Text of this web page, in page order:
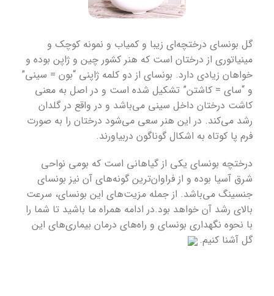
گل بونسای درختچه‌ای زیبا و کمیاب و نمونه کوچک و
مینیاتوری از درختان است که هنر کشور چین و ژاپن بوده و
خواهان زیادی دارد. بونسای از دو کلمه ژاپنی “بون = سینی”
و “سای = کاشتن” تشکیل شده است و در اصل به معنی
کاشت درختان داخل سینی می‌باشد و در واقع در گلدان
رشد می‌کند. در این هنر سعی می‌شود درختان را به صورت
فرم پا کوتاه به اشکال گوناگون دربیاورند.
درختچه بونسای یکی از گیاهانی است که بومی نواحی
شرق آسیا بوده و از فراوان‌ترین گونه‌های آن نیز بونسای
جنسینگ می‌باشد. از جمله مزیت‌های این بونسای، سرعت
بالای رشد آن خواهد بود.در ادامه همراه ما باشید تا شما را
با نحوه نگهداری بونسای و راه‌های درمان بیماری‌های این
گل آشنا کنیم.